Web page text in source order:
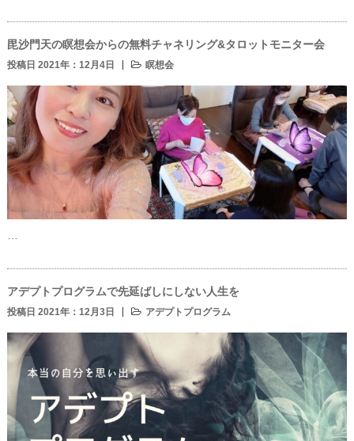
毘沙門天の瞑想会からの無料チャネリング&タロットモニター会
投稿日 2021年：12月4日 瞑想会
…
アデプトプログラムで先延ばしにしない人生を
投稿日 2021年：12月3日 アデプトプログラム